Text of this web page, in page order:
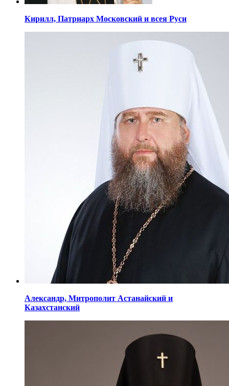
Кирилл, Патриарх Московский и всея Руси
Александр, Митрополит Астанайский и
Казахстанский